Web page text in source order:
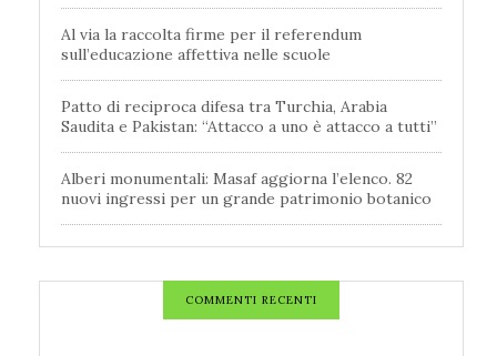
Al via la raccolta firme per il referendum
sull’educazione affettiva nelle scuole
Patto di reciproca difesa tra Turchia, Arabia
Saudita e Pakistan: “Attacco a uno è attacco a tutti”
Alberi monumentali: Masaf aggiorna l’elenco. 82
nuovi ingressi per un grande patrimonio botanico
COMMENTI RECENTI